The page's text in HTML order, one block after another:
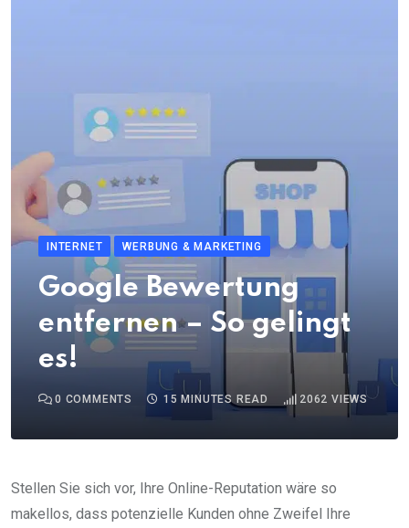
INTERNET WERBUNG & MARKETING
Google Bewertung
entfernen – So gelingt
es!
0 COMMENTS 15 MINUTES READ 2062 VIEWS
Stellen Sie sich vor, Ihre Online-Reputation wäre so
makellos, dass potenzielle Kunden ohne Zweifel Ihre